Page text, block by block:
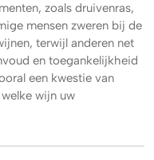
zoals druivenras,
mensen zweren bij de
terwijl anderen net
en toegankelijkheid
een kwestie van
wijn uw